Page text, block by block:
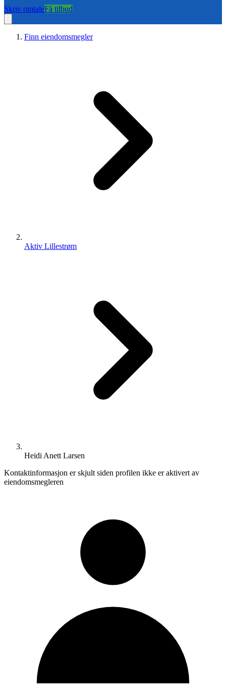
Skriv omtaleFå tilbud
Finn eiendomsmegler
Aktiv Lillestrøm
Heidi Anett Larsen
Kontaktinformasjon er skjult siden profilen ikke er aktivert av
eiendomsmegleren